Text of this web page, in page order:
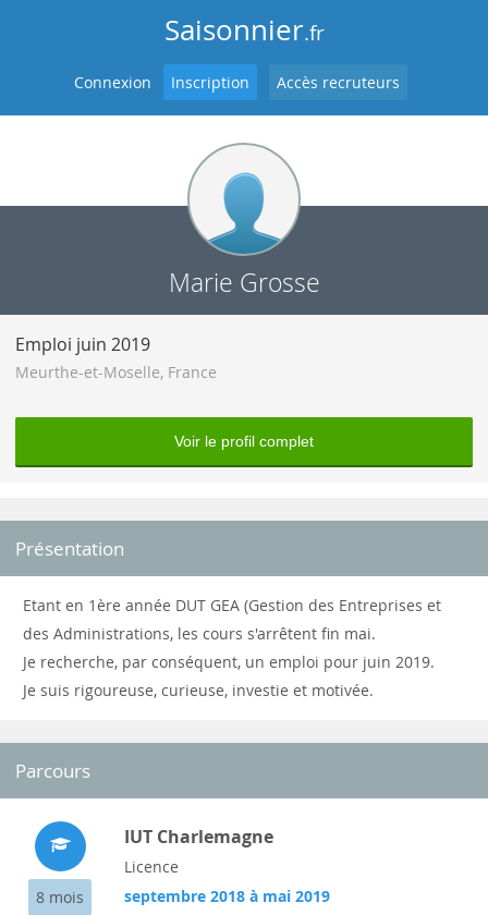
Saisonnier.fr
Connexion Inscription Accès recruteurs
Marie Grosse
Emploi juin 2019
Meurthe-et-Moselle, France
Voir le profil complet
Présentation
Etant en 1ère année DUT GEA (Gestion des Entreprises et
des Administrations, les cours s'arrêtent fin mai.
Je recherche, par conséquent, un emploi pour juin 2019.
Je suis rigoureuse, curieuse, investie et motivée.
Parcours
8 mois
IUT Charlemagne
Licence
septembre 2018 à mai 2019